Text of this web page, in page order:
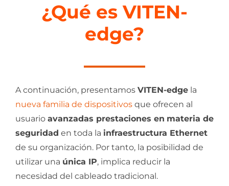
¿Qué es VITEN-
edge?
A continuación, presentamos VITEN-edgela
nueva familia de dispositivosque ofrecen al
usuario avanzadas prestaciones en materia de
seguridad en toda la infraestructura Ethernet
de su organización. Por tanto, la posibilidad de
utilizar una única IP, implica reducir la
necesidad del cableado tradicional.